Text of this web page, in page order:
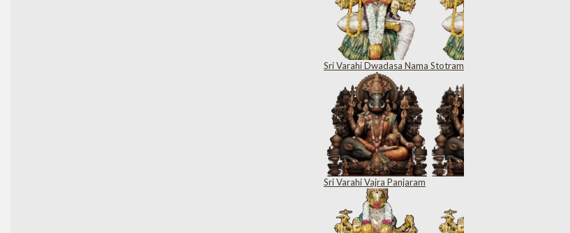
Sri Varahi Dwadasa Nama Stotram
Sri Varahi Vajra Panjaram